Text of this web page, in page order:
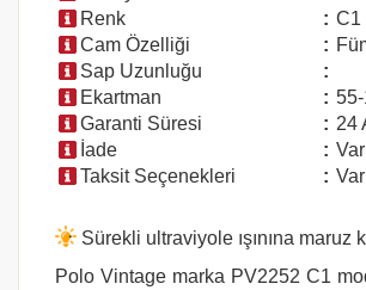
Renk
: C1
Cam Özelliği
:
Sap Uzunluğu
:
Ekartman
:
Garanti Süresi
: 24
İade
: Var
Taksit Seçenekleri
: Var
Sürekli ultraviyole ışınına
Polo Vintage marka PV2252 C1